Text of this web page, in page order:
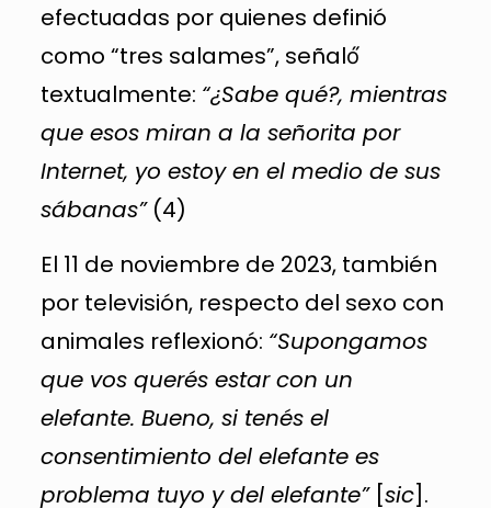
efectuadas por quienes definió
como “tres salames”, señaló́
textualmente: “¿Sabe qué?, mientras
que esos miran a la señorita por
Internet, yo estoy en el medio de sus
sábanas”(4)
El 11 de noviembre de 2023, también
por televisión, respecto del sexo con
animales reflexionó: “Supongamos
que vos querés estar con un
elefante. Bueno, si tenés el
consentimiento del elefante es
problema tuyo y del elefante”[sic].